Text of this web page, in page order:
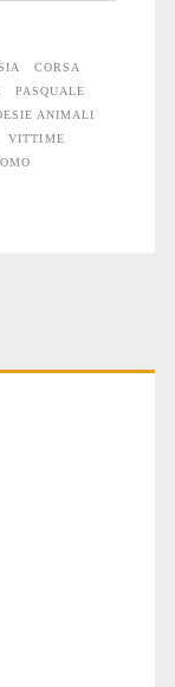
CORSA
PASQUALE
ANIMALI
VITTIME